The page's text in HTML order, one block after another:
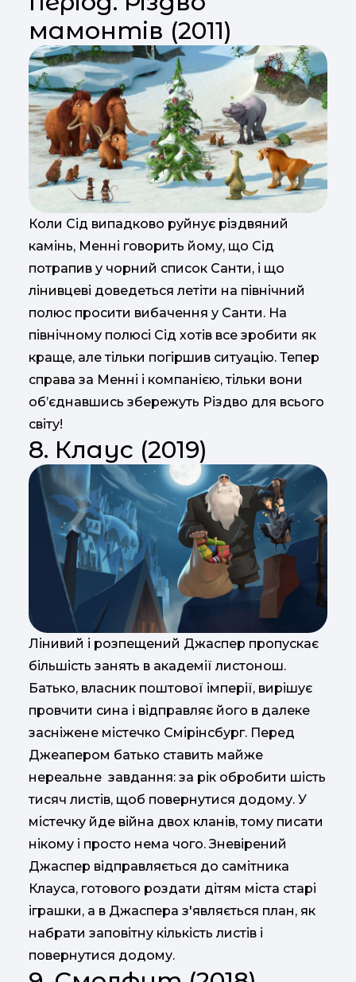
мамонтів (2011)
Коли Сід випадково руйнує різдвяний
камінь, Менні говорить йому, що Сід
потрапив у чорний список Санти, і що
лінивцеві доведеться летіти на північний
полюс просити вибачення у Санти. На
північному полюсі Сід хотів все зробити як
краще, але тільки погіршив ситуацію. Тепер
справа за Менні і компанією, тільки вони
об’єднавшись збережуть Різдво для всього
світу!
8. Клаус (2019)
Лінивий і розпещений Джаспер пропускає
більшість занять в академії листонош.
Батько, власник поштової імперії, вирішує
провчити сина і відправляє його в далеке
засніжене містечко Смірінсбург. Перед
Джеапером батько ставить майже
нереальне завдання: за рік обробити шість
тисяч листів, щоб повернутися додому. У
містечку йде війна двох кланів, тому писати
нікому і просто нема чого. Зневірений
Джаспер відправляється до самітника
Клауса, готового роздати дітям міста старі
іграшки, а в Джаспера з'являється план, як
набрати заповітну кількість листів і
повернутися додому.